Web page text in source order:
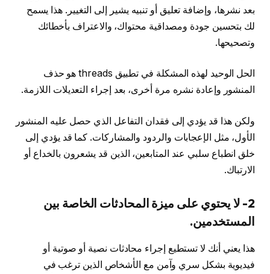
بعد نشرها، وإضافة تعليق أو تنبيه يشير إلى التغيير. هذا يسمح
لك بتحسين جودة ومصداقية محتواك، والاعتراف بأخطائك
وتصحيحها.
الحل الوحيد لهذه المشكلة في تطبيق threads هو حذف
المنشور وإعادة نشره مرة أخرى، بعد إجراء التعديلات اللازمة.
ولكن هذا قد يؤدي إلى فقدان التفاعل الذي حصل عليه المنشور
الأول، مثل الإعجابات والردود والمشاركات. كما قد يؤدي إلى
خلق انطباع سلبي عند المتابعين، الذين قد يشعرون بالخداع أو
الارتباك.
2- لا يحتوي على ميزة المحادثات الخاصة بين
المستخدمين.
هذا يعني أنك لا تستطيع إجراء محادثات نصية أو صوتية أو
فيديوية بشكل سري وآمن مع الأشخاص الذين ترغب في